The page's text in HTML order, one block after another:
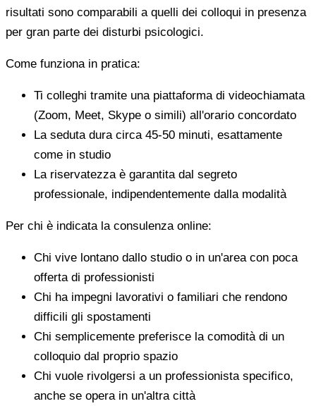
risultati sono comparabili a quelli dei colloqui in presenza
per gran parte dei disturbi psicologici.
Come funziona in pratica:
Ti colleghi tramite una piattaforma di videochiamata
(Zoom, Meet, Skype o simili) all'orario concordato
La seduta dura circa 45-50 minuti, esattamente
come in studio
La riservatezza è garantita dal segreto
professionale, indipendentemente dalla modalità
Per chi è indicata la consulenza online:
Chi vive lontano dallo studio o in un'area con poca
offerta di professionisti
Chi ha impegni lavorativi o familiari che rendono
difficili gli spostamenti
Chi semplicemente preferisce la comodità di un
colloquio dal proprio spazio
Chi vuole rivolgersi a un professionista specifico,
anche se opera in un'altra città